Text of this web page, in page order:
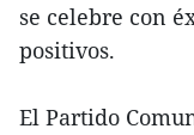
se celebre con
positivos.
El Partido